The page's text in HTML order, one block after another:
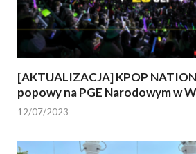
[AKTUALIZACJA] KPOP
popowy na PGE Narodowym w
12/07/2023